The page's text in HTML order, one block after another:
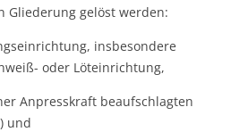
Gliederung gelöst werden:
insbesondere
oder Löteinrichtung,
Anpresskraft beaufschlagten
und